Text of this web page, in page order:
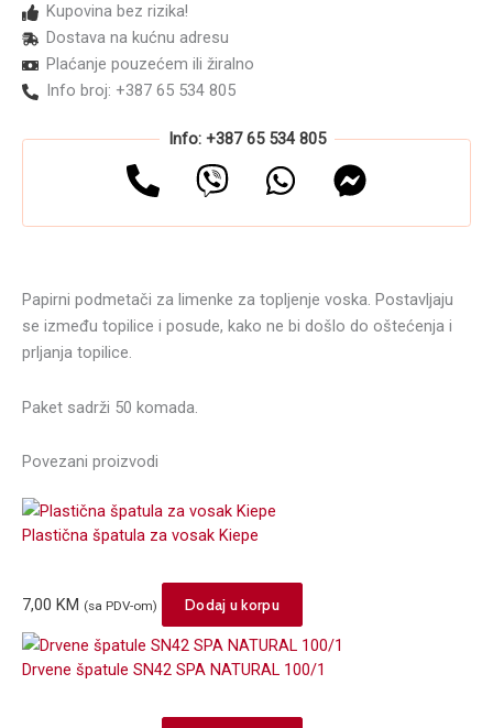
Kupovina bez rizika!
Dostava na kućnu adresu
Plaćanje pouzećem ili žiralno
Info broj: +387 65 534 805
Info: +387 65 534 805
Papirni podmetači za limenke za topljenje voska. Postavljaju
se između topilice i posude, kako ne bi došlo do oštećenja i
prljanja topilice.
Paket sadrži 50 komada.
Povezani proizvodi
Plastična špatula za vosak Kiepe
7,00 KM (sa PDV-om) Dodaj u korpu
Drvene špatule SN42 SPA NATURAL 100/1